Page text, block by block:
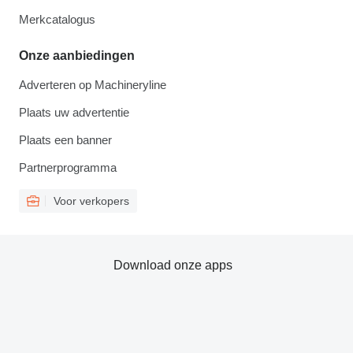
Merkcatalogus
Onze aanbiedingen
Adverteren op Machineryline
Plaats uw advertentie
Plaats een banner
Partnerprogramma
Voor verkopers
Download onze apps